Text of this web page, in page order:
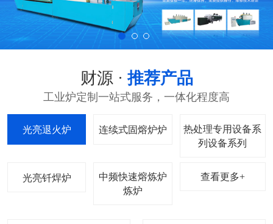
财源 ·推荐产品
工业炉定制一站式服务，一体化程度高
光亮退火炉 连续式固熔炉
热处理专用设备系
列
光亮钎焊炉 中频快速熔炼炉 查看更多+